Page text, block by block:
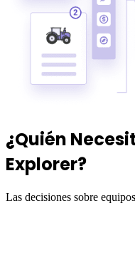
¿Quién
Explorer?
Las decisiones sobre